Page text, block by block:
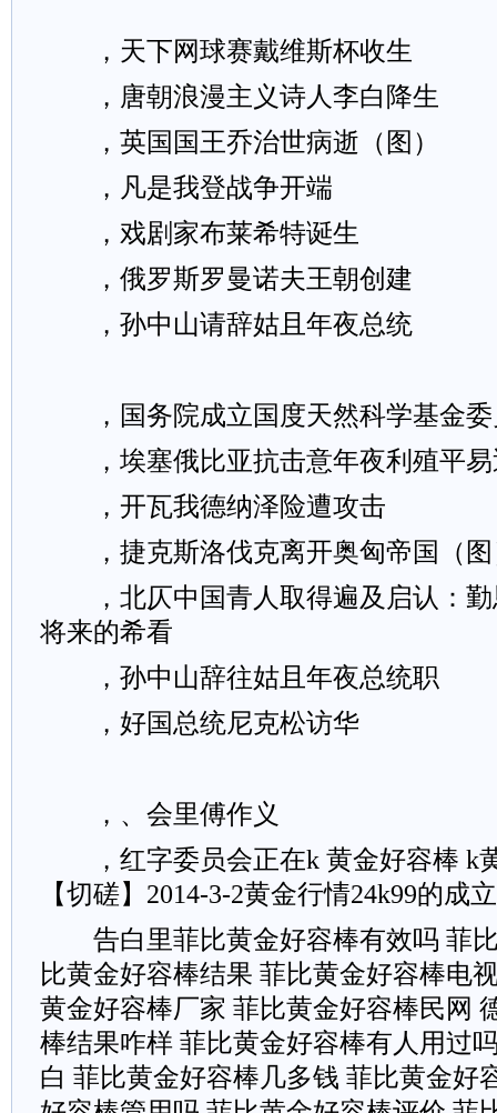
，天下网球赛戴维斯杯收生
，唐朝浪漫主义诗人李白降生
，英国国王乔治世病逝（图）
，凡是我登战争开端
，戏剧家布莱希特诞生
，俄罗斯罗曼诺夫王朝创建
，孙中山请辞姑且年夜总统
，国务院成立国度天然科学基金委
，埃塞俄比亚抗击意年夜利殖平易
，开瓦我德纳泽险遭攻击
，捷克斯洛伐克离开奥匈帝国（图
，北仄中国青人取得遍及启认：勤
将来的希看
，孙中山辞往姑且年夜总统职
，好国总统尼克松访华
，、会里傅作义
，红字委员会正在k 黄金好容棒 k
【切磋】2014-3-2黄金行情24k99的成
告白里菲比黄金好容棒有效吗 菲比
比黄金好容棒结果 菲比黄金好容棒电
黄金好容棒厂家 菲比黄金好容棒民网
棒结果咋样 菲比黄金好容棒有人用过
白 菲比黄金好容棒几多钱 菲比黄金好